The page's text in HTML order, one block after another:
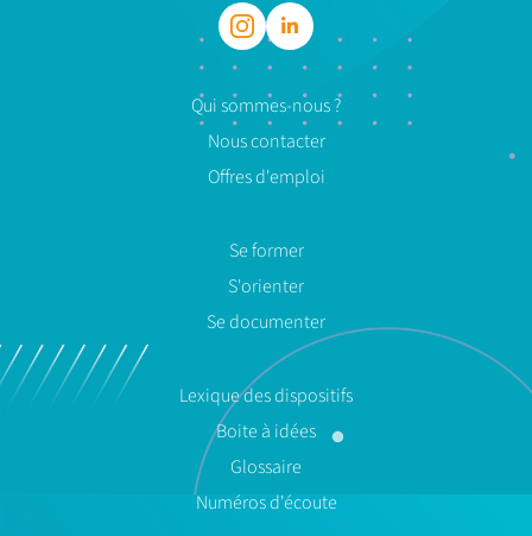
Qui sommes-nous ?
Nous contacter
Offres d'emploi
Se former
S'orienter
Se documenter
Lexique des dispositifs
Boite à idées
Glossaire
Numéros d'écoute